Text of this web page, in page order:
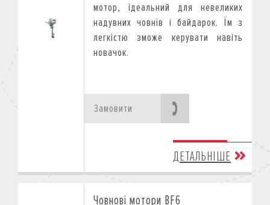
мотор, ідеальний для невеликих
надувних човнів і байдарок. Їм з
легкістю зможе керувати навіть
новачок.
Замовити
ДЕТАЛЬНІШЕ
Човнові мотори BF6